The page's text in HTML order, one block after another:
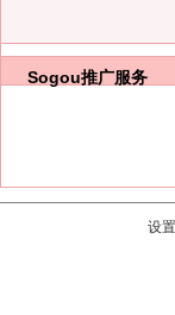
Sogou推广服务
设